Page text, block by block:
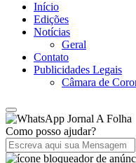
Início
Edições
Notícias
Geral
Contato
Publicidades Legais
Câmara de
Jornal A Folha
Como posso ajudar?